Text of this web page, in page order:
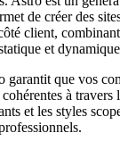
de Code
de créer des
client,
et
que vos
à travers
et les styles